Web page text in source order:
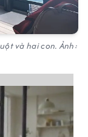
và hai con. Ảnh: